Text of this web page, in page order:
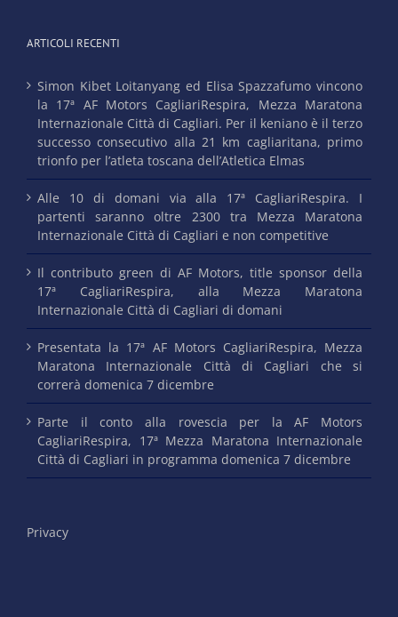
ARTICOLI RECENTI
Simon Kibet Loitanyang ed Elisa Spazzafumo vincono
la 17ª AF Motors CagliariRespira, Mezza Maratona
Internazionale Città di Cagliari. Per il keniano è il terzo
successo consecutivo alla 21 km cagliaritana, primo
trionfo per l’atleta toscana dell’Atletica Elmas
Alle 10 di domani via alla 17ª CagliariRespira. I
partenti saranno oltre 2300 tra Mezza Maratona
Internazionale Città di Cagliari e non competitive
Il contributo green di AF Motors, title sponsor della
17ª CagliariRespira, alla Mezza Maratona
Internazionale Città di Cagliari di domani
Presentata la 17ª AF Motors CagliariRespira, Mezza
Maratona Internazionale Città di Cagliari che si
correrà domenica 7 dicembre
Parte il conto alla rovescia per la AF Motors
CagliariRespira, 17ª Mezza Maratona Internazionale
Città di Cagliari in programma domenica 7 dicembre
Privacy